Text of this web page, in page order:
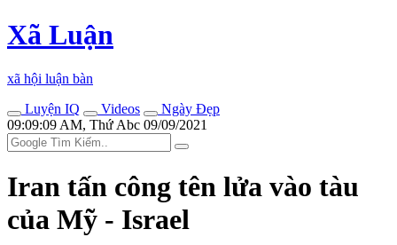
Xã Luận
xã hội luận bàn
Luyện IQ
Videos
Ngày Đẹp
09:09:09 AM, Thứ Abc 09/09/2021
Iran tấn công tên lửa vào tàu
của Mỹ - Israel